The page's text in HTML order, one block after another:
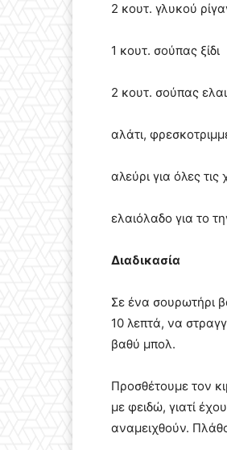
2 κουτ. γλυκού
1 κουτ. σούπας ξίδι
2 κουτ. σούπας
αλάτι,
αλεύρι για όλες
ελαιόλαδο για το
Διαδικασία
Σε ένα σουρωτήρι
10 λεπτά, να
βαθύ μπολ.
Προσθέτουμε τον
με φειδώ, γιατί
αναμειχθούν.